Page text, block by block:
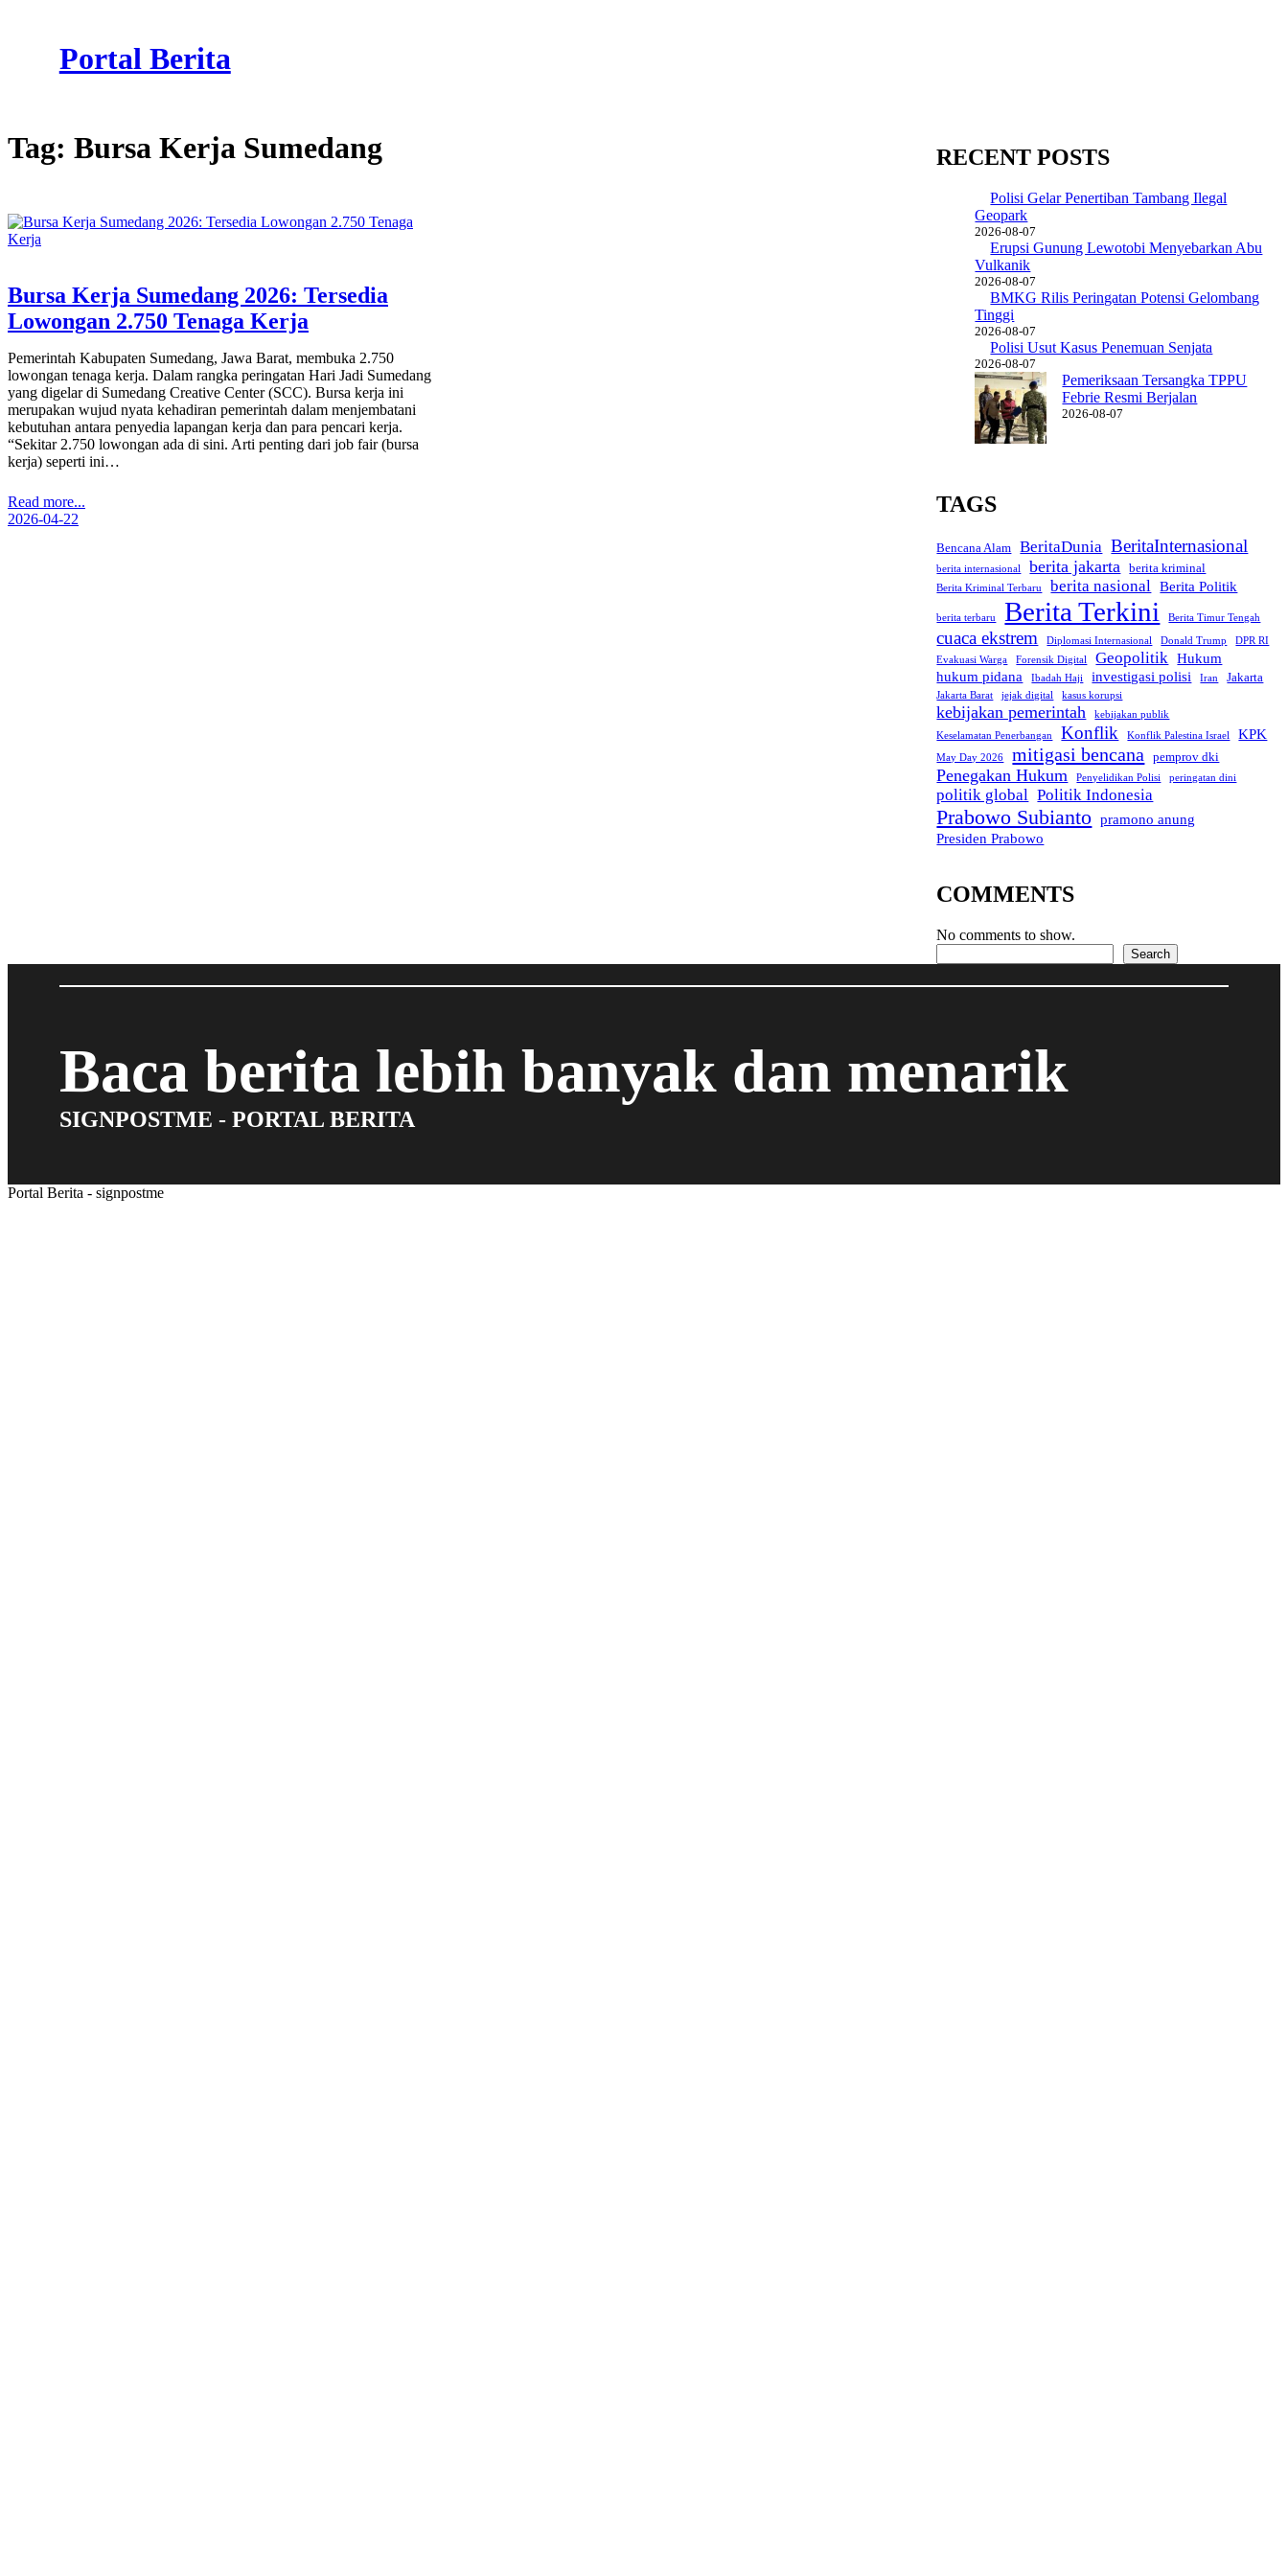
Portal Berita
Tag: Bursa Kerja Sumedang
Bursa Kerja Sumedang 2026: Tersedia
Lowongan 2.750 Tenaga Kerja
Pemerintah Kabupaten Sumedang, Jawa Barat, membuka 2.750
lowongan tenaga kerja. Dalam rangka peringatan Hari Jadi Sumedang
yang digelar di Sumedang Creative Center (SCC). Bursa kerja ini
merupakan wujud nyata kehadiran pemerintah dalam menjembatani
kebutuhan antara penyedia lapangan kerja dan para pencari kerja.
“Sekitar 2.750 lowongan ada di sini. Arti penting dari job fair (bursa
kerja) seperti ini…
Read more...
2026-04-22
RECENT POSTS
Polisi Gelar Penertiban Tambang Ilegal
Geopark
2026-08-07
Erupsi Gunung Lewotobi Menyebarkan Abu
Vulkanik
2026-08-07
BMKG Rilis Peringatan Potensi Gelombang
Tinggi
2026-08-07
Polisi Usut Kasus Penemuan Senjata
2026-08-07
Pemeriksaan Tersangka TPPU
Febrie Resmi Berjalan
2026-08-07
TAGS
Bencana Alam BeritaDunia BeritaInternasional
berita internasional berita jakarta berita kriminal
Berita Kriminal Terbaru berita nasional Berita Politik
berita terbaru Berita Terkini Berita Timur Tengah
cuaca ekstrem Diplomasi Internasional Donald Trump
DPR RI
Evakuasi Warga
Forensik Digital Geopolitik Hukum
hukum pidana
Ibadah Haji investigasi polisi Iran Jakarta
Jakarta Barat jejak digital kasus korupsi
kebijakan pemerintah
kebijakan publik
Keselamatan Penerbangan
Konflik Konflik Palestina Israel KPK
May Day 2026 mitigasi bencana pemprov dki
Penegakan Hukum Penyelidikan Polisi peringatan dini
politik global Politik Indonesia
Prabowo Subianto pramono anung
Presiden Prabowo
COMMENTS
No comments to show.
Search
Baca berita lebih banyak dan menarik
SIGNPOSTME - PORTAL BERITA
Portal Berita - signpostme